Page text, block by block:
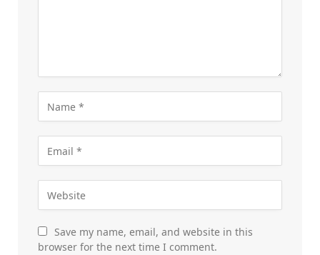
Save my name, email, and website in this
browser for the next time I comment.